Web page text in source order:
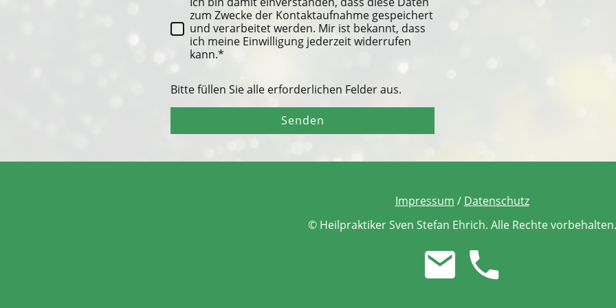
zum Zwecke der Kontaktaufnahme gespeichert
und verarbeitet werden. Mir ist bekannt, dass
ich meine Einwilligung jederzeit widerrufen
kann.*
Bitte füllen Sie alle erforderlichen Felder aus.
Senden
Impressum / Datenschutz
© Heilpraktiker Sven Stefan Ehrich. Alle Rechte vorbehalten.